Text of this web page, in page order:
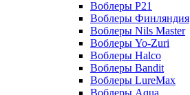
Воблеры P21
Воблеры Финляндия
Воблеры Nils Master
Воблеры Yo-Zuri
Воблеры Halco
Воблеры Bandit
Воблеры LureMax
Воблеры Aqua